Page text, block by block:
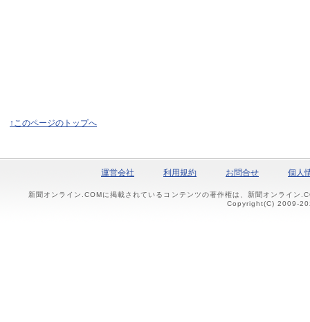
↑このページのトップへ
運営会社 利用規約 お問合せ 個人
新聞オンライン.COMに掲載されているコンテンツの著作権は、新聞オンライン
Copyright(C) 2009-